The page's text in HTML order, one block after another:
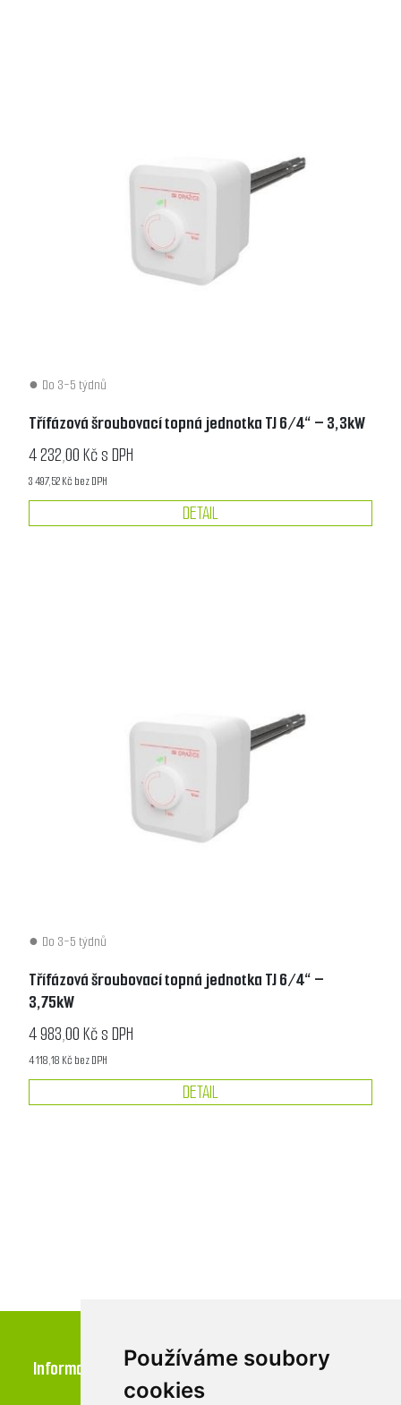
Používáme soubory
cookies
Do 3-5 týdnů
Třífázová šroubovací topná jednotka TJ 6/4“ – 3,3kW
4 232,00 Kč s DPH
3 497,52 Kč bez DPH
DETAIL
Do 3-5 týdnů
Třífázová šroubovací topná jednotka TJ 6/4“ –
3,75kW
4 983,00 Kč s DPH
4 118,18 Kč bez DPH
DETAIL
Informace